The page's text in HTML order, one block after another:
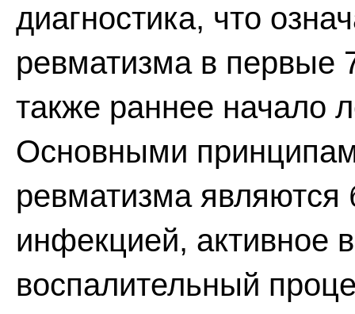
диагностика, что
ревматизма в первые
также раннее начало
Основными
ревматизма являются
инфекцией, активное
воспалительный